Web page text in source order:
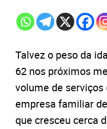
Talvez o peso da
62 nos próximos
volume de
empresa familiar
que cresceu cerca